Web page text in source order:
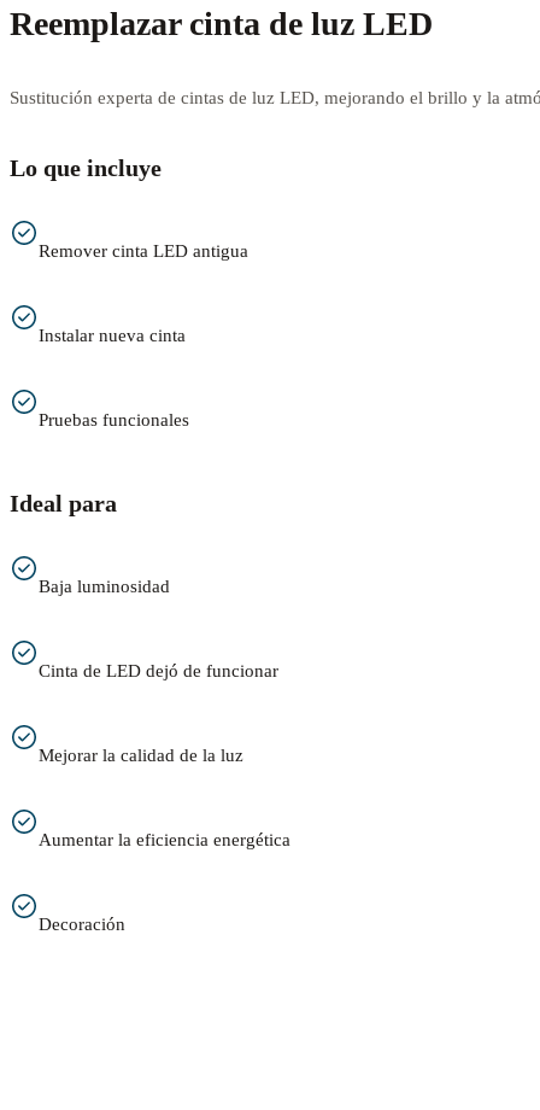
Reemplazar cinta de luz LED
Sustitución experta de cintas de luz LED, mejorando el brillo y la
Lo que incluye
Remover cinta LED antigua
Instalar nueva cinta
Pruebas funcionales
Ideal para
Baja luminosidad
Cinta de LED dejó de funcionar
Mejorar la calidad de la luz
Aumentar la eficiencia energética
Decoración